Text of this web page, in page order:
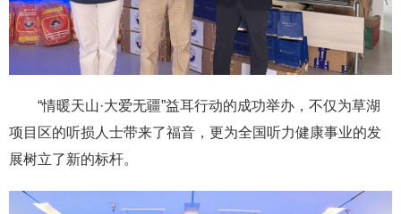
“情暖天山·大爱无疆”益耳行动的成功举办，不仅为草湖
项目区的听损人士带来了福音，更为全国听力健康事业的发
展树立了新的标杆。